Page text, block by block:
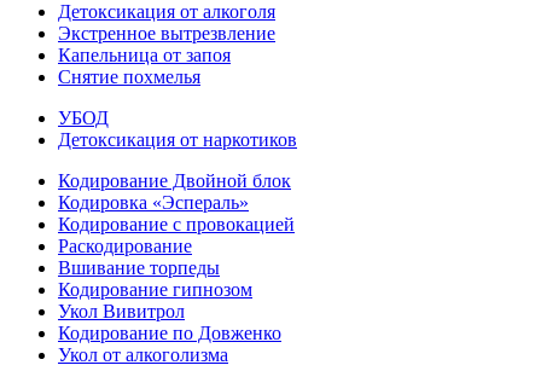
Детоксикация от алкоголя
Экстренное вытрезвление
Капельница от запоя
Снятие похмелья
УБОД
Детоксикация от наркотиков
Кодирование Двойной блок
Кодировка «Эспераль»
Кодирование с провокацией
Раскодирование
Вшивание торпеды
Кодирование гипнозом
Укол Вивитрол
Кодирование по Довженко
Укол от алкоголизма